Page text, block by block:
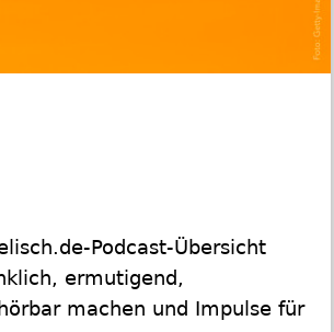
Podcast-Übersicht
ermutigend,
machen und Impulse für